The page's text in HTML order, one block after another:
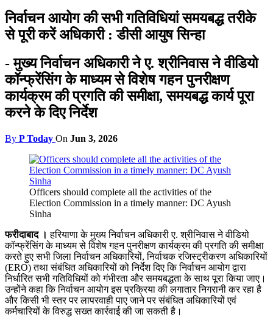
निर्वाचन आयोग की सभी गतिविधियां समयबद्ध तरीके
से पूरी करें अधिकारी : डीसी आयुष सिन्हा
- मुख्य निर्वाचन अधिकारी ने ए. श्रीनिवास ने वीडियो
कॉन्फ्रेंसिंग के माध्यम से विशेष गहन पुनरीक्षण
कार्यक्रम की प्रगति की समीक्षा, समयबद्ध कार्य पूरा
करने के दिए निर्देश
By P Today On Jun 3, 2026
Officers should complete all the activities of the
Election Commission in a timely manner: DC Ayush
Sinha
फरीदाबाद ।हरियाणा के मुख्य निर्वाचन अधिकारी ए. श्रीनिवास ने वीडियो
कॉन्फ्रेंसिंग के माध्यम से विशेष गहन पुनरीक्षण कार्यक्रम की प्रगति की समीक्षा
करते हुए सभी जिला निर्वाचन अधिकारियों, निर्वाचक रजिस्ट्रीकरण अधिकारियों
(ERO) तथा संबंधित अधिकारियों को निर्देश दिए कि निर्वाचन आयोग द्वारा
निर्धारित सभी गतिविधियों को गंभीरता और समयबद्धता के साथ पूरा किया जाए।
उन्होंने कहा कि निर्वाचन आयोग इस प्रक्रिया की लगातार निगरानी कर रहा है
और किसी भी स्तर पर लापरवाही पाए जाने पर संबंधित अधिकारियों एवं
कर्मचारियों के विरुद्ध सख्त कार्रवाई की जा सकती है।